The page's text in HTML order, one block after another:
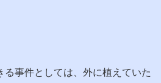
る事件としては、外に植えていた